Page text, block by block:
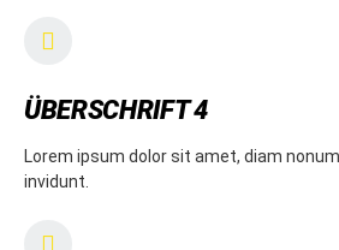
ÜBERSCHRIFT 4
Lorem ipsum dolor sit amet, diam
invidunt.